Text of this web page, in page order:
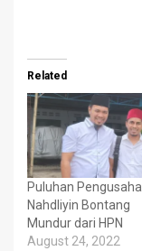
Related
Puluhan Pengusaha
Nahdliyin Bontang
Mundur dari HPN
August 24, 2022